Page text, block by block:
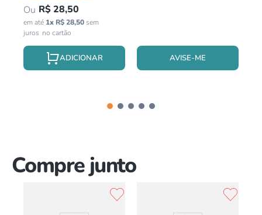
R$28,50
em até 1x R$28,50sem
juros
AVISE-ME
Compre junto